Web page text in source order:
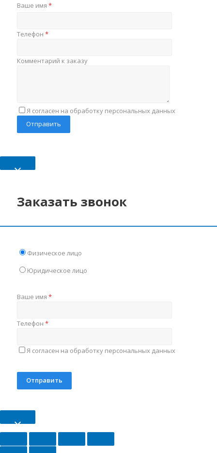
Ваше имя *
Телефон *
Комментарий к заказу
Я согласен на обработку персональных данных
×
Заказать звонок
Физическое лицо
Юридическое лицо
Ваше имя *
Телефон *
Я согласен на обработку персональных данных
×